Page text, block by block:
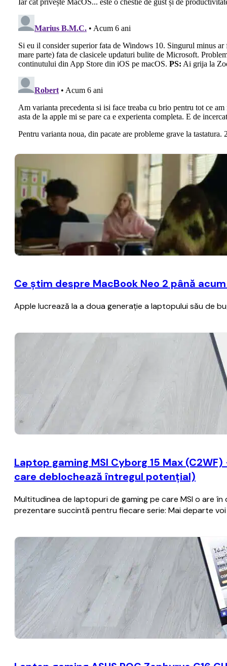
Ce știm despre MacBook Neo 2 până
Apple lucrează la a doua generație a laptopului său de
Laptop gaming MSI Cyborg 15 Max
care deblochează întregul potențial)
Multitudinea de laptopuri de gaming pe care MSI o are
prezentare succintă pentru fiecare serie: Mai departe